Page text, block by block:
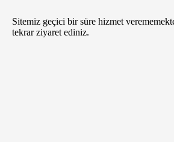
Sitemiz geçici bir süre hizmet
tekrar ziyaret ediniz.